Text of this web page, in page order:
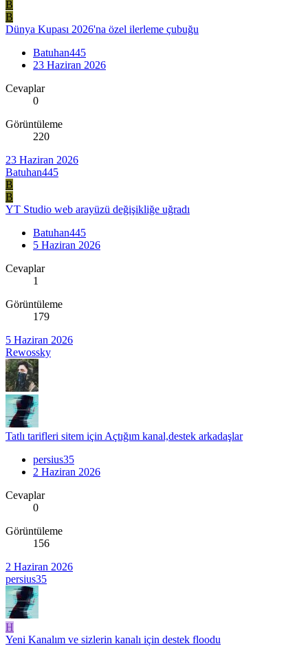
B
B
Dünya Kupası 2026'na özel ilerleme çubuğu
Batuhan445
23 Haziran 2026
Cevaplar
0
Görüntüleme
220
23 Haziran 2026
Batuhan445
B
B
YT Studio web arayüzü değişikliğe uğradı
Batuhan445
5 Haziran 2026
Cevaplar
1
Görüntüleme
179
5 Haziran 2026
Rewossky
Tatlı tarifleri sitem için Açtığım kanal,destek arkadaşlar
persius35
2 Haziran 2026
Cevaplar
0
Görüntüleme
156
2 Haziran 2026
persius35
H
Yeni Kanalım ve sizlerin kanalı için destek floodu